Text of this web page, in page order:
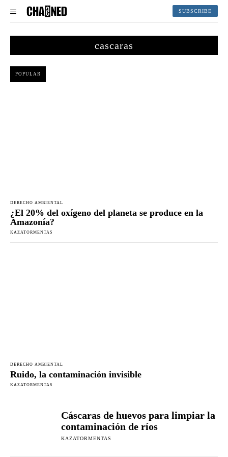
SUBSCRIBE
cascaras
POPULAR
DERECHO AMBIENTAL
¿El 20% del oxígeno del planeta se produce en la
Amazonía?
KAZATORMENTAS
DERECHO AMBIENTAL
Ruido, la contaminación invisible
KAZATORMENTAS
Cáscaras de huevos para limpiar la
contaminación de ríos
KAZATORMENTAS